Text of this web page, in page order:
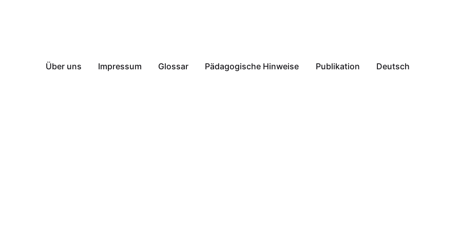
Über uns Impressum Glossar Pädagogische Hinweise Publikation Deutsch